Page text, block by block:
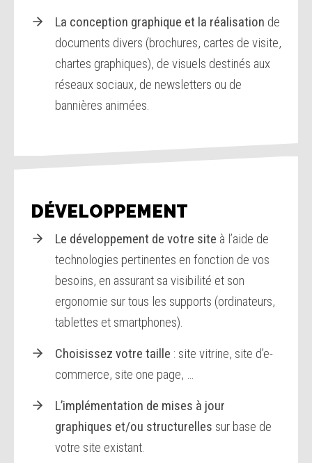
La conception graphique et la réalisation de
documents divers (brochures, cartes de visite,
chartes graphiques), de visuels destinés aux
réseaux sociaux, de newsletters ou de
bannières animées.
DÉVELOPPEMENT
Le développement de votre site à l’aide de
technologies pertinentes en fonction de vos
besoins, en assurant sa visibilité et son
ergonomie sur tous les supports (ordinateurs,
tablettes et smartphones).
Choisissez votre taille : site vitrine, site d’e-
commerce, site one page, …
L’implémentation de mises à jour
graphiques et/ou structurelles sur base de
votre site existant.